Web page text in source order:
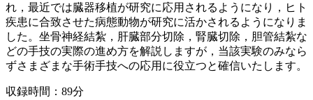
れ，最近では臓器移植が研究に応用されるようになり，ヒト
疾患に合致させた病態動物が研究に活かされるようになりま
した。坐骨神経結紮，肝臓部分切除，腎臓切除，胆管結紮な
どの手技の実際の進め方を解説しますが，当該実験のみなら
ずさまざまな手術手技への応用に役立つと確信いたします。
収録時間：89分